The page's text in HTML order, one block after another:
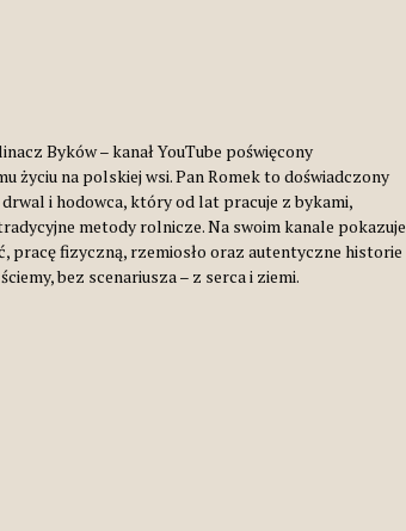
Byków – kanał YouTube poświęcony
życiu na polskiej wsi. Pan Romek to doświadczony
i hodowca, który od lat pracuje z bykami,
metody rolnicze. Na swoim kanale pokazuje
pracę fizyczną, rzemiosło oraz autentyczne historie
bez scenariusza – z serca i ziemi.